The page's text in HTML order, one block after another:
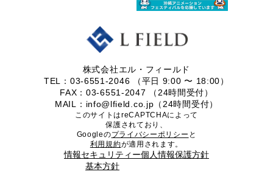
株式会社エル・フィールド
TEL：03-6551-2046 （平日 9:00 〜 18:00）
FAX：03-6551-2047 （24時間受付）
MAIL：info@lfield.co.jp（24時間受付）
このサイトはreCAPTCHAによって
保護されており、
Googleのプライバシーポリシー と
利用規約が適用されます。
情報セキュリティー
基本方針
個人情報保護方針